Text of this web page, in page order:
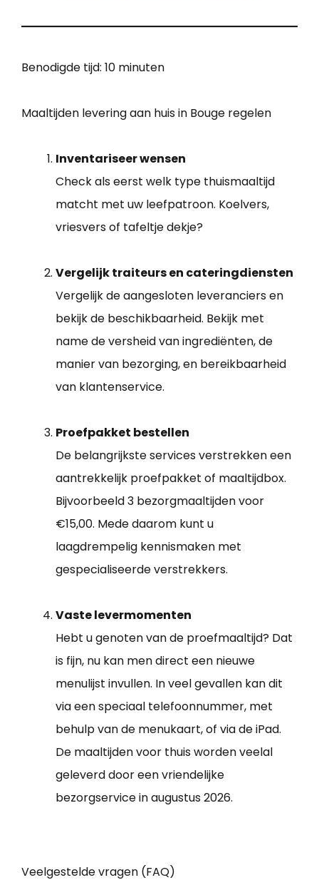
Benodigde tijd: 10 minuten
Maaltijden levering aan huis in Bouge regelen
Inventariseer wensen
Check als eerst welk type thuismaaltijd
matcht met uw leefpatroon. Koelvers,
vriesvers of tafeltje dekje?
Vergelijk traiteurs en cateringdiensten
Vergelijk de aangesloten leveranciers en
bekijk de beschikbaarheid. Bekijk met
name de versheid van ingrediënten, de
manier van bezorging, en bereikbaarheid
van klantenservice.
Proefpakket bestellen
De belangrijkste services verstrekken een
aantrekkelijk proefpakket of maaltijdbox.
Bijvoorbeeld 3 bezorgmaaltijden voor
€15,00. Mede daarom kunt u
laagdrempelig kennismaken met
gespecialiseerde verstrekkers.
Vaste levermomenten
Hebt u genoten van de proefmaaltijd? Dat
is fijn, nu kan men direct een nieuwe
menulijst invullen. In veel gevallen kan dit
via een speciaal telefoonnummer, met
behulp van de menukaart, of via de iPad.
De maaltijden voor thuis worden veelal
geleverd door een vriendelijke
bezorgservice in augustus 2026.
Veelgestelde vragen (FAQ)